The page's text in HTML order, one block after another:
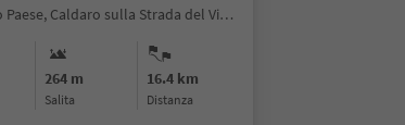
Caldaro Paese, Caldaro sulla Strada del Vino, Strada del Vino
264 m
Salita
16.4 km
distanza